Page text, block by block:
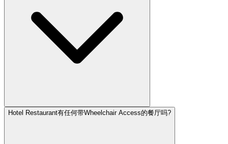
Hotel Restaurant有任何带Wheelchair Access的餐厅吗?